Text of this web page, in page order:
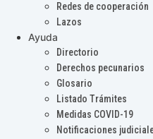
Redes de cooperación
Lazos
Ayuda
Directorio
Derechos pecunarios
Glosario
Listado Trámites
Medidas COVID-19
Notificaciones